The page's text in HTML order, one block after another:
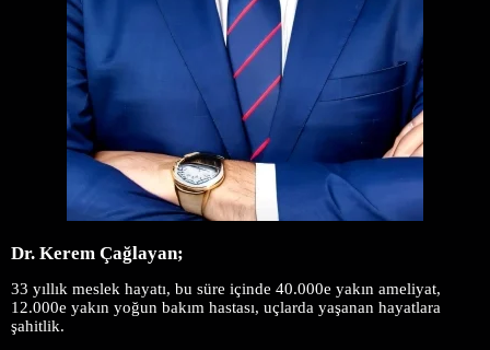
Dr. Kerem Çağlayan;
33 yıllık meslek hayatı, bu süre içinde 40.000e yakın ameliyat,
12.000e yakın yoğun bakım hastası, uçlarda yaşanan hayatlara
şahitlik.